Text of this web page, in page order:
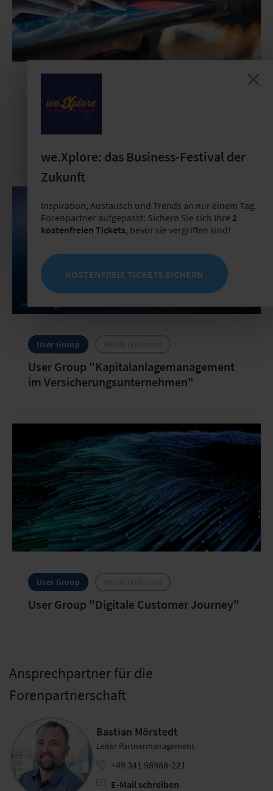
User Group "Rechnungswesen -
User Group
User Group "Kapitalanlagemanagement
im Versicherungsunternehmen"
User Group
User Group "Digitale Customer Journey"
Ansprechpartner für die
Forenpartnerschaft
Bastian Mörstedt
Leiter Partnermanagement
+49 341 98988-221
E-Mail schreiben
we.Xplore: das Business-Festival der
Zukunft
Inspiration, Austausch und Trends an nur einem Tag.
Forenpartner aufgepasst: Sichern Sie sich Ihre 2
kostenfreien Tickets, bevor sie vergriffen sind!
KOSTENFREIE TICKETS SICHERN